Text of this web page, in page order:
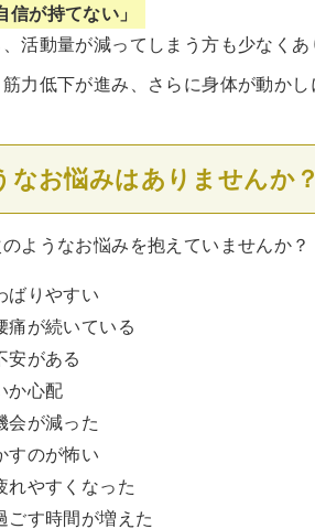
信が持てない」
活動量が減ってしまう方も少なくあ
力低下が進み、さらに身体が動か
なお悩みはありませんか？
ようなお悩みを抱えていませんか？
ばりやすい
痛が続いている
安がある
か心配
会が減った
すのが怖い
れやすくなった
ごす時間が増えた